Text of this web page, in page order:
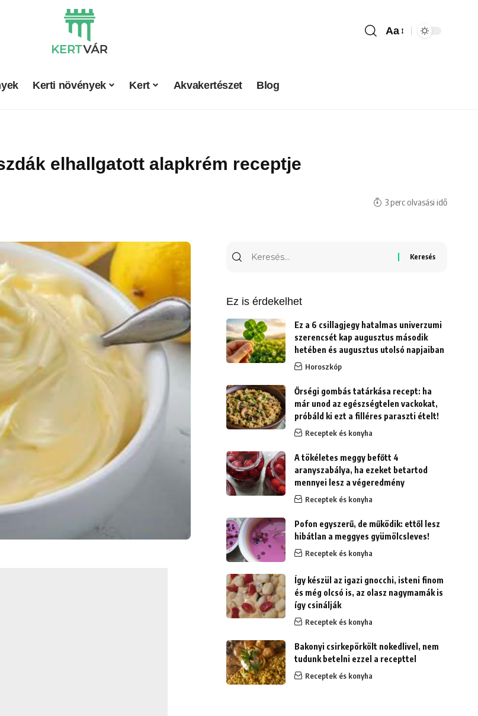
Aa
Kerti növények Kert Akvakertészet Blog
elhallgatott alapkrém receptje
3 perc olvasási idő
Ez is érdekelhet
Ez a 6 csillagjegy hatalmas univerzumi
szerencsét kap augusztus második
hetében és augusztus utolsó napjaiban
Horoszkóp
Őrségi gombás tatárkása recept: ha
már unod az egészségtelen vackokat,
próbáld ki ezt a filléres paraszti ételt!
Receptek és konyha
A tökéletes meggy befőtt 4
aranyszabálya, ha ezeket betartod
mennyei lesz a végeredmény
Receptek és konyha
Pofon egyszerű, de működik: ettől lesz
hibátlan a meggyes gyümölcsleves!
Receptek és konyha
Így készül az igazi gnocchi, isteni finom
és még olcsó is, az olasz nagymamák is
így csinálják
Receptek és konyha
Bakonyi csirkepörkölt nokedlivel, nem
tudunk betelni ezzel a recepttel
Receptek és konyha